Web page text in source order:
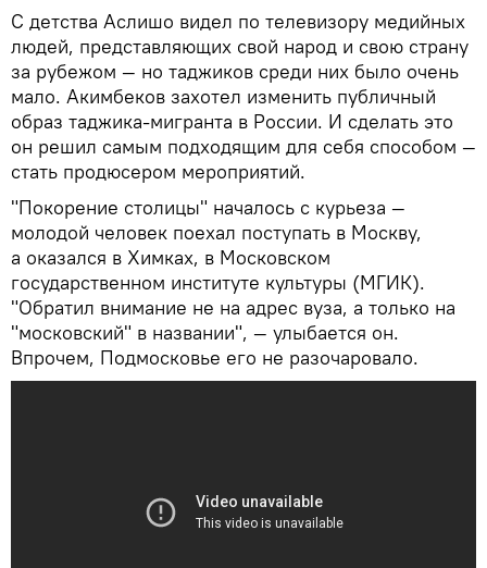
С детства Аслишо видел по телевизору медийных
людей, представляющих свой народ и свою страну
за рубежом — но таджиков среди них было очень
мало. Акимбеков захотел изменить публичный
образ таджика-мигранта в России. И сделать это
он решил самым подходящим для себя способом —
стать продюсером мероприятий.
"Покорение столицы" началось с курьеза —
молодой человек поехал поступать в Москву,
а оказался в Химках, в Московском
государственном институте культуры (МГИК).
"Обратил внимание не на адрес вуза, а только на
"московский" в названии", — улыбается он.
Впрочем, Подмосковье его не разочаровало.